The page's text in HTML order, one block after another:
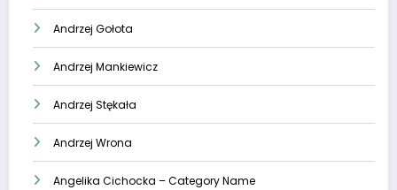
Andrzej Gołota
Andrzej Mankiewicz
Andrzej Stękała
Andrzej Wrona
Angelika Cichocka – Category Name